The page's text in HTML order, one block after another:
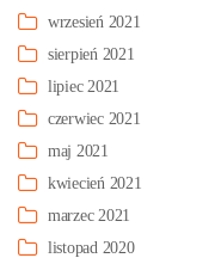
wrzesień 2021
sierpień 2021
lipiec 2021
czerwiec 2021
maj 2021
kwiecień 2021
marzec 2021
listopad 2020